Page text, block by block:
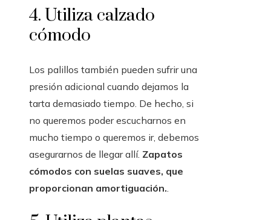
4. Utiliza calzado
cómodo
Los palillos también pueden sufrir una
presión adicional cuando dejamos la
tarta demasiado tiempo. De hecho, si
no queremos poder escucharnos en
mucho tiempo o queremos ir, debemos
asegurarnos de llegar allí. Zapatos
cómodos con suelas suaves, que
proporcionan amortiguación..